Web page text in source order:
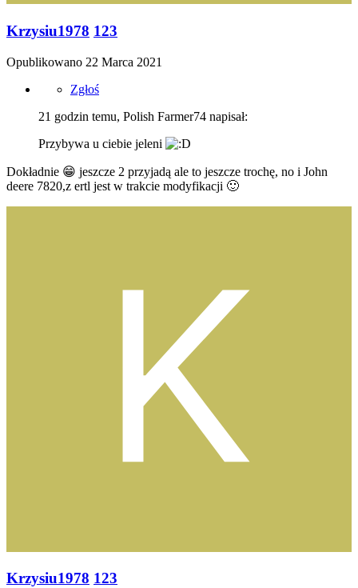
Krzysiu1978 123
Opublikowano 22 Marca 2021
Zgłoś
21 godzin temu, Polish Farmer74 napisał:
Przybywa u ciebie jeleni
Dokładnie 😁 jeszcze 2 przyjadą ale to jeszcze trochę, no i John
deere 7820,z ertl jest w trakcie modyfikacji 🙂
Krzysiu1978 123